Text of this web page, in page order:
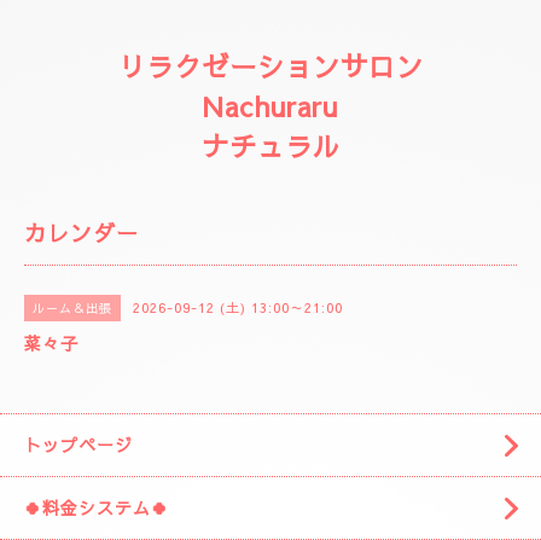
リラクゼーションサロン
Nachuraru
ナチュラル
カレンダー
ルーム＆出張 2026-09-12 (土) 13:00～21:00
菜々子
トップページ
🍀料金システム🍀